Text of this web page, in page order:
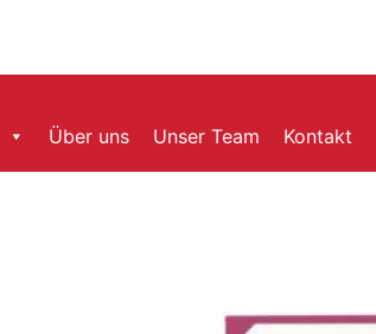
Über uns Unser Team Kontakt